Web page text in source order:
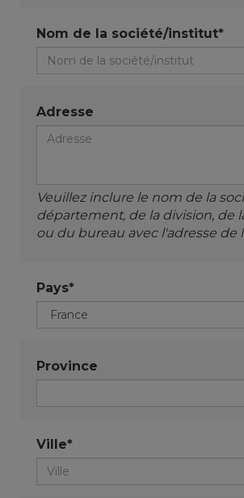
Nom de la société/institut*
Adresse
Veuillez inclure le nom de la
département, de la division, de
ou du bureau avec l'adresse de
Pays*
Province
Ville*